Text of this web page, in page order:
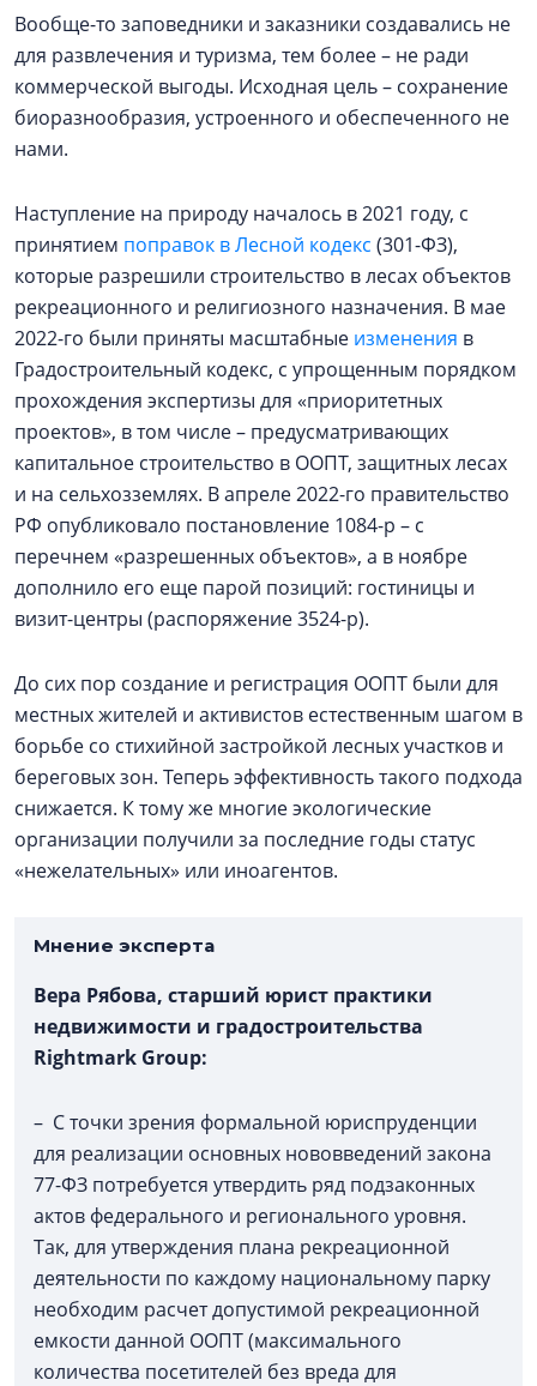
Вообще-то заповедники и заказники создавались не
для развлечения и туризма, тем более – не ради
коммерческой выгоды. Исходная цель – сохранение
биоразнообразия, устроенного и обеспеченного не
нами.
Наступление на природу началось в 2021 году, с
принятием поправок в Лесной кодекс (301-ФЗ),
которые разрешили строительство в лесах объектов
рекреационного и религиозного назначения. В мае
2022-го были приняты масштабные изменения в
Градостроительный кодекс, с упрощенным порядком
прохождения экспертизы для «приоритетных
проектов», в том числе – предусматривающих
капитальное строительство в ООПТ, защитных лесах
и на сельхозземлях. В апреле 2022-го правительство
РФ опубликовало постановление 1084-р – с
перечнем «разрешенных объектов», а в ноябре
дополнило его еще парой позиций: гостиницы и
визит-центры (распоряжение 3524-р).
До сих пор создание и регистрация ООПТ были для
местных жителей и активистов естественным шагом в
борьбе со стихийной застройкой лесных участков и
береговых зон. Теперь эффективность такого подхода
снижается. К тому же многие экологические
организации получили за последние годы статус
«нежелательных» или иноагентов.
Мнение эксперта
Вера Рябова, старший юрист практики
недвижимости и градостроительства
Rightmark Group:
– С точки зрения формальной юриспруденции
для реализации основных нововведений закона
77-ФЗ потребуется утвердить ряд подзаконных
актов федерального и регионального уровня.
Так, для утверждения плана рекреационной
деятельности по каждому национальному парку
необходим расчет допустимой рекреационной
емкости данной ООПТ (максимального
количества посетителей без вреда для